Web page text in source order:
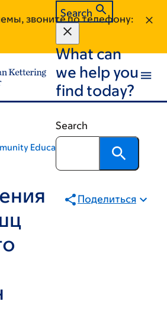
звоните по телефону:
Search
What can
we help you
find today?
Search
Education
Поделиться